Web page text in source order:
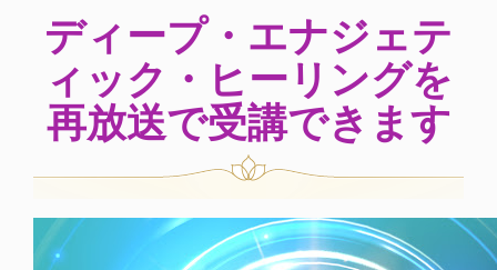
ディープ・エナジェテ
ィック・ヒーリングを
再放送で受講できます